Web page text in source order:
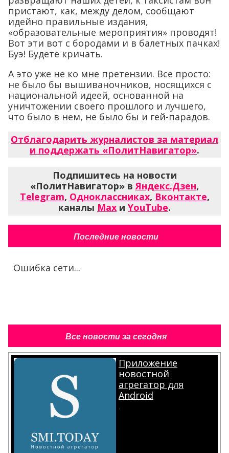
пристают, как, между делом, сообщают
идейно правильные издания,
«образовательные мероприятия» проводят!
Вот эти вот с бородами и в балетных пачках!
Буэ! Будете кричать.
А это уже не ко мне претензии. Все просто:
не было бы вышиваночников, носящихся с
национальной идеей, основанной на
уничтожении своего прошлого и лучшего,
что было в нем, не было бы и гей-парадов.
Отблагодарить журналистов за материал
и поддержать «ПолитНавигатор».
Подпишитесь на новости
«ПолитНавигатор» вЯндекс.Дзен,
Telegram, Одноклассниках, Вконтакте,
каналы Max и YouTube.
Последние новости
Ошибка сети...
Все новости за сегодня
Приложение
новостной
агрегатор для
Android
.